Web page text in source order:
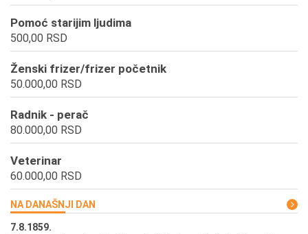
Pomoć starijim ljudima
500,00 RSD
Ženski frizer/frizer početnik
50.000,00 RSD
Radnik - perač
80.000,00 RSD
Veterinar
60.000,00 RSD
NA DANAŠNJI DAN
7.8.1859.